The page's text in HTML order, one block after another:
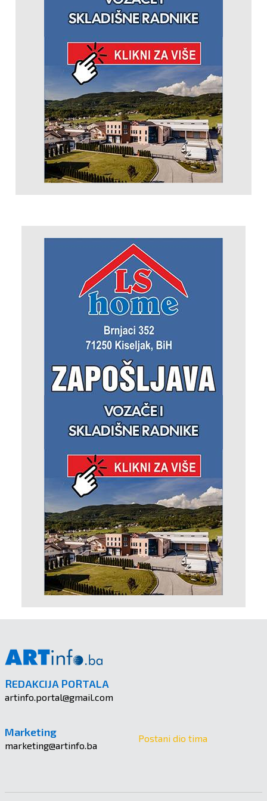
REDAKCIJA PORTALA
artinfo.portal@gmail.com
Marketing
marketing@artinfo.ba
Postani dio tima